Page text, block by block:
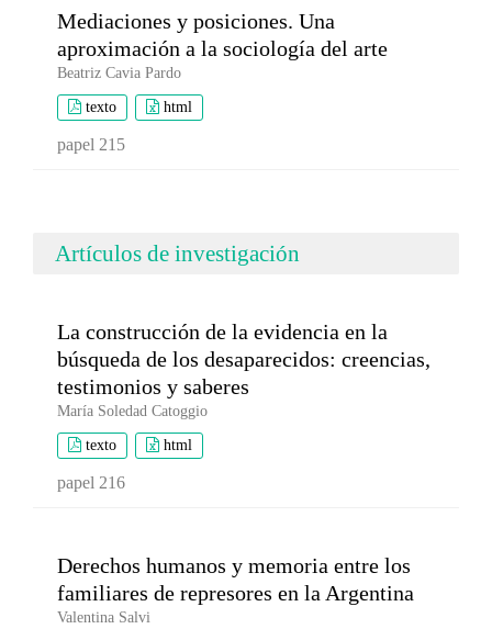
Mediaciones y posiciones. Una
aproximación a la sociología del arte
Beatriz Cavia Pardo
texto html
papel 215
Artículos de investigación
La construcción de la evidencia en la
búsqueda de los desaparecidos: creencias,
testimonios y saberes
María Soledad Catoggio
texto html
papel 216
Derechos humanos y memoria entre los
familiares de represores en la Argentina
Valentina Salvi